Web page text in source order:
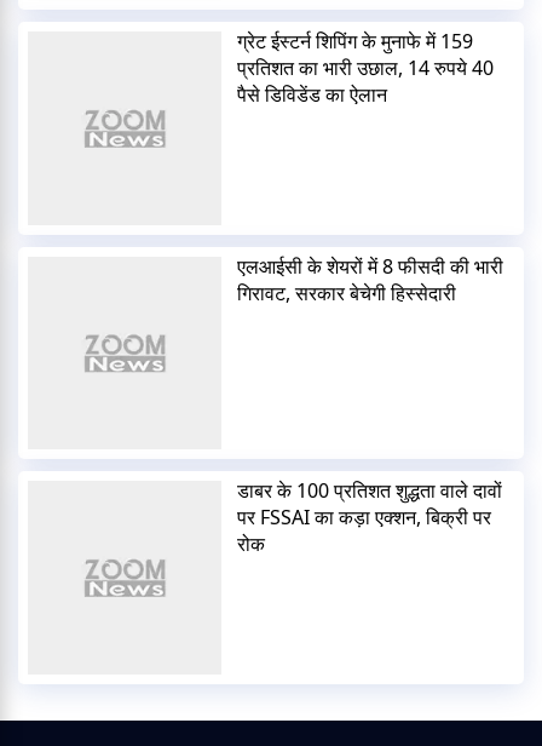
ग्रेट ईस्टर्न शिपिंग के मुनाफे में 159
प्रतिशत का भारी उछाल, 14 रुपये 40
पैसे डिविडेंड का ऐलान
एलआईसी के शेयरों में 8 फीसदी की भारी
गिरावट, सरकार बेचेगी हिस्सेदारी
डाबर के 100 प्रतिशत शुद्धता वाले दावों
पर FSSAI का कड़ा एक्शन, बिक्री पर
रोक